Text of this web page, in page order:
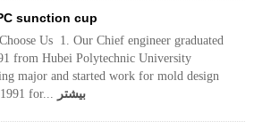
sunction cup
Us 1. Our Chief engineer graduated
from Hubei Polytechnic University
major and started work for mold design
for... بیشتر